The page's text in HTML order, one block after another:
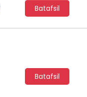
Batafsil
Batafsil